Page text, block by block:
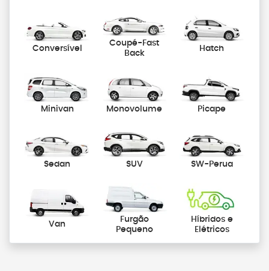
Conversível
Coupé-Fast
Back
Hatch
Minivan Monovolume Picape
Sedan SUV SW-Perua
Van
Furgão
Pequeno
Híbridos e
Elétricos